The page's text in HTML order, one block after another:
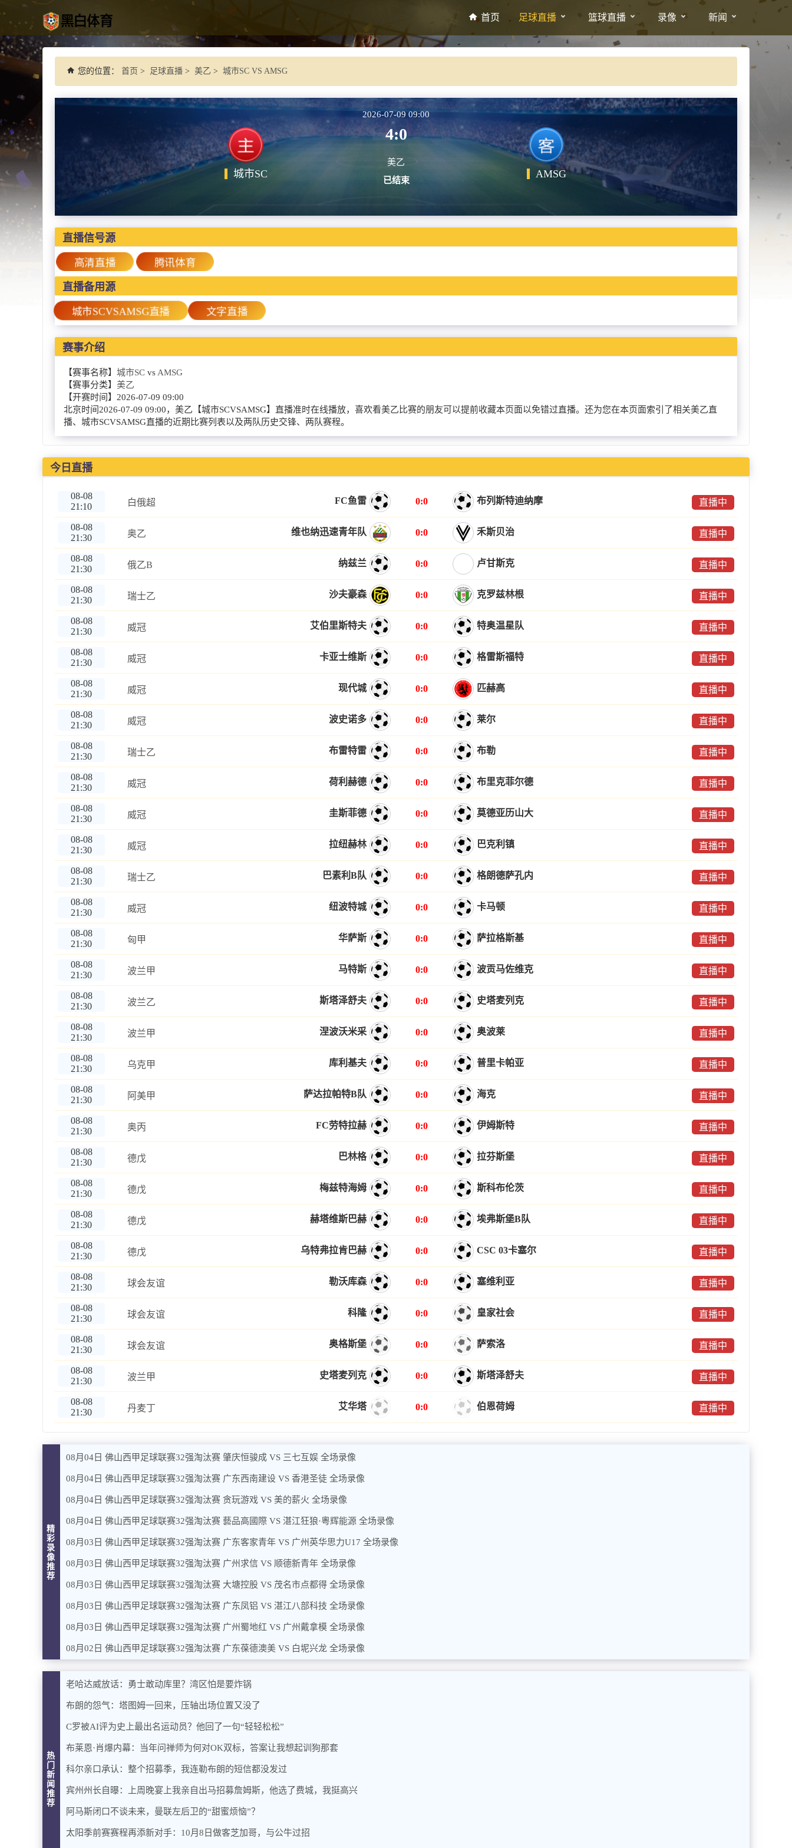
首页 足球直播 篮球直播 录像 新闻
您的位置： 首页 > 足球直播 > 美乙 > 城市SC VS AMSG
城市SC
2026-07-09 09:00
4:0
美乙
已结束
AMSG
直播信号源
高清直播 腾讯体育
直播备用源
城市SCVSAMSG直播 文字直播
赛事介绍
【赛事名称】 城市SC vs AMSG
【赛事分类】 美乙
【开赛时间】 2026-07-09 09:00
北京时间2026-07-09 09:00，美乙【城市SCVSAMSG】直播准时在线播放，喜欢看美乙比赛的朋友可以提前收藏本页面以免错过直播。还为您在本页面索引了相关美乙直
播、城市SCVSAMSG直播的近期比赛列表以及两队历史交锋、两队赛程。
今日直播
08-08
21:10
白俄超 FC鱼雷 0:0 布列斯特迪纳摩 直播中
08-08
21:30
奥乙 维也纳迅速青年队 0:0 禾斯贝治 直播中
08-08
21:30
俄乙B 纳兹兰 0:0 卢甘斯克 直播中
08-08
21:30
瑞士乙 沙夫豪森 0:0 克罗兹林根 直播中
08-08
21:30
威冠 艾伯里斯特夫 0:0 特奥温星队 直播中
08-08
21:30
威冠 卡亚士维斯 0:0 格雷斯福特 直播中
08-08
21:30
威冠 现代城 0:0 匹赫高 直播中
08-08
21:30
威冠 波史诺多 0:0 莱尔 直播中
08-08
21:30
瑞士乙 布雷特雷 0:0 布勒 直播中
08-08
21:30
威冠 荷利赫德 0:0 布里克菲尔德 直播中
08-08
21:30
威冠 圭斯菲德 0:0 莫德亚历山大 直播中
08-08
21:30
威冠 拉纽赫林 0:0 巴克利镇 直播中
08-08
21:30
瑞士乙 巴素利B队 0:0 格朗德萨孔内 直播中
08-08
21:30
威冠 纽波特城 0:0 卡马顿 直播中
08-08
21:30
匈甲 华萨斯 0:0 萨拉格斯基 直播中
08-08
21:30
波兰甲 马特斯 0:0 波贡马佐维克 直播中
08-08
21:30
波兰乙 斯塔泽舒夫 0:0 史塔麦列克 直播中
08-08
21:30
波兰甲 涅波沃米采 0:0 奥波莱 直播中
08-08
21:30
乌克甲 库利基夫 0:0 普里卡帕亚 直播中
08-08
21:30
阿美甲 萨达拉帕特B队 0:0 海克 直播中
08-08
21:30
奥丙 FC劳特拉赫 0:0 伊姆斯特 直播中
08-08
21:30
德戊 巴林格 0:0 拉芬斯堡 直播中
08-08
21:30
德戊 梅兹特海姆 0:0 斯科布伦茨 直播中
08-08
21:30
德戊 赫塔维斯巴赫 0:0 埃弗斯堡B队 直播中
08-08
21:30
德戊 乌特弗拉肯巴赫 0:0 CSC 03卡塞尔 直播中
08-08
21:30
球会友谊 勒沃库森 0:0 塞维利亚 直播中
08-08
21:30
球会友谊 科隆 0:0 皇家社会 直播中
08-08
21:30
球会友谊 奥格斯堡 0:0 萨索洛 直播中
08-08
21:30
波兰甲 史塔麦列克 0:0 斯塔泽舒夫 直播中
08-08
21:30
丹麦丁 艾华塔 0:0 伯恩荷姆 直播中
精
彩
录
像
推
荐
08月04日 佛山西甲足球联赛32强淘汰赛 肇庆恒骏成 VS 三七互娱 全场录像
08月04日 佛山西甲足球联赛32强淘汰赛 广东西南建设 VS 香港圣徒 全场录像
08月04日 佛山西甲足球联赛32强淘汰赛 贪玩游戏 VS 美的薪火 全场录像
08月04日 佛山西甲足球联赛32强淘汰赛 藝品高國際 VS 湛江狂狼·粵辉能源 全场录像
08月03日 佛山西甲足球联赛32强淘汰赛 广东客家青年 VS 广州英华思力U17 全场录像
08月03日 佛山西甲足球联赛32强淘汰赛 广州求信 VS 顺德新青年 全场录像
08月03日 佛山西甲足球联赛32强淘汰赛 大塘控股 VS 茂名市点都得 全场录像
08月03日 佛山西甲足球联赛32强淘汰赛 广东凤铝 VS 湛江八部科技 全场录像
08月03日 佛山西甲足球联赛32强淘汰赛 广州蜀地红 VS 广州戴拿模 全场录像
08月02日 佛山西甲足球联赛32强淘汰赛 广东葆德澳美 VS 白坭兴龙 全场录像
热
门
新
闻
推
荐
老哈达威放话：勇士敢动库里？湾区怕是要炸锅
布朗的怨气：塔图姆一回来，压轴出场位置又没了
C罗被AI评为史上最出名运动员？他回了一句“轻轻松松”
布莱恩·肖爆内幕：当年问禅师为何对OK双标，答案让我想起训狗那套
科尔亲口承认：整个招募季，我连勒布朗的短信都没发过
宾州州长自曝：上周晚宴上我亲自出马招募詹姆斯，他选了费城，我挺高兴
阿马斯闭口不谈未来，曼联左后卫的“甜蜜烦恼”？
太阳季前赛赛程再添新对手：10月8日做客芝加哥，与公牛过招